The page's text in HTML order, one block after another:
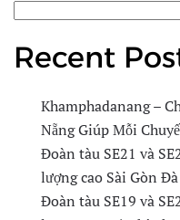
Recent
Khamphadanang –
Nẵng Giúp Mỗi
Đoàn tàu SE21 và
lượng cao Sài Gòn
Đoàn tàu SE19 và